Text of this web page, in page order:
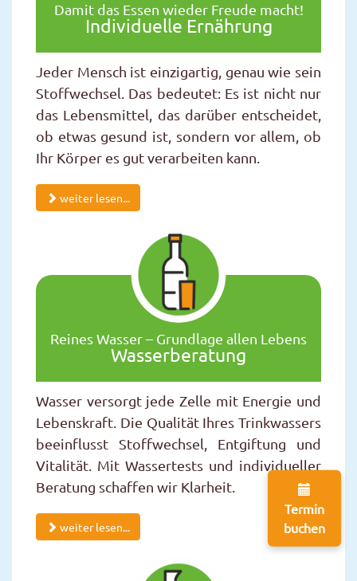
Termin
buchen
Damit das Essen wieder Freude macht!
Individuelle Ernährung
Jeder Mensch ist einzigartig, genau wie sein
Stoffwechsel. Das bedeutet: Es ist nicht nur
das Lebensmittel, das darüber entscheidet,
ob etwas gesund ist, sondern vor allem, ob
Ihr Körper es gut verarbeiten kann.
weiter lesen...
Reines Wasser – Grundlage allen Lebens
Wasserberatung
Wasser versorgt jede Zelle mit Energie und
Lebenskraft. Die Qualität Ihres Trinkwassers
beeinflusst Stoffwechsel, Entgiftung und
Vitalität. Mit Wassertests und individueller
Beratung schaffen wir Klarheit.
weiter lesen...